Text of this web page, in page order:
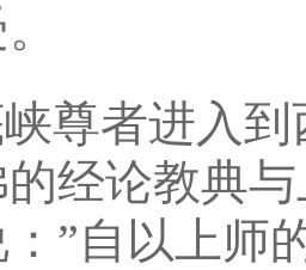
尊者进入
经论教典
”自以上师